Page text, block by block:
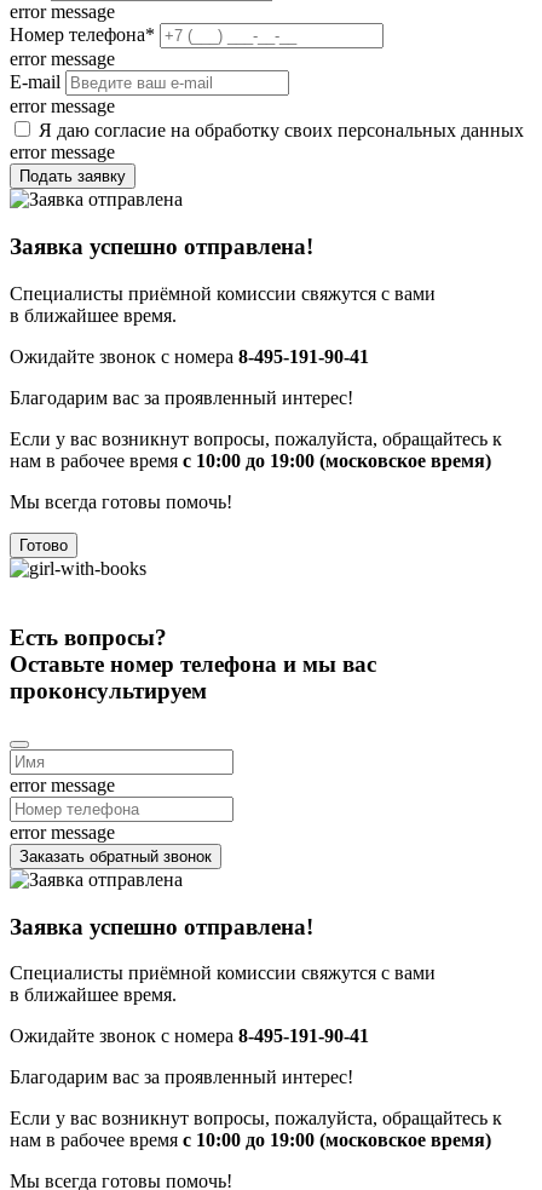
error message
Номер телефона*
error message
E-mail
error message
Я даю согласие на обработку своих персональных данных
error message
Подать заявку
Заявка успешно отправлена!
Специалисты приёмной комиссии свяжутся с вами
в ближайшее время.
Ожидайте звонок с номера 8-495-191-90-41
Благодарим вас за проявленный интерес!
Если у вас возникнут вопросы, пожалуйста, обращайтесь к
нам в рабочее время с 10:00 до 19:00 (московское время)
Мы всегда готовы помочь!
Готово
Есть вопросы?
Оставьте номер телефона и мы вас
проконсультируем
error message
error message
Заказать обратный звонок
Заявка успешно отправлена!
Специалисты приёмной комиссии свяжутся с вами
в ближайшее время.
Ожидайте звонок с номера 8-495-191-90-41
Благодарим вас за проявленный интерес!
Если у вас возникнут вопросы, пожалуйста, обращайтесь к
нам в рабочее время с 10:00 до 19:00 (московское время)
Мы всегда готовы помочь!